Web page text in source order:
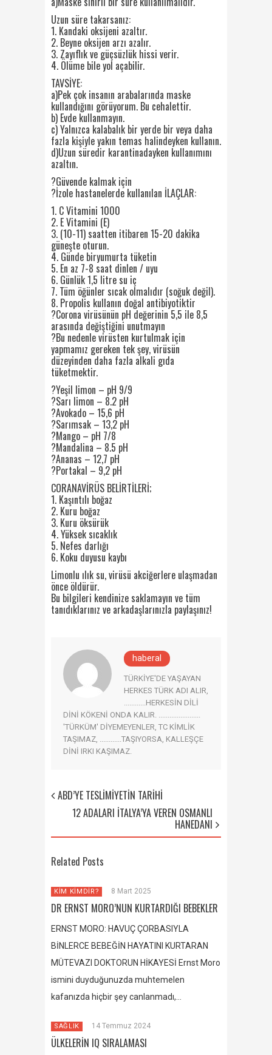
Uzun süre takarsanız:
1. Kandaki oksijeni azaltır.
2. Beyne oksijen arzı azalır.
3. Zayıflık ve güçsüzlük hissi verir.
4. Ölüme bile yol açabilir.
TAVSİYE:
a)Pek çok insanın arabalarında maske
kullandığını görüyorum. Bu cehalettir.
b) Evde kullanmayın.
c) Yalnızca kalabalık bir yerde bir veya daha
fazla kişiyle yakın temas halindeyken kullanın.
d)Uzun süredir karantinadayken kullanımını
azaltın.
?Güvende kalmak için
?İzole hastanelerde kullanılan İLAÇLAR:
1. C Vitamini 1000
2. E Vitamini (E)
3. (10-11) saatten itibaren 15-20 dakika
güneşte oturun.
4. Günde biryumurta tüketin
5. En az 7-8 saat dinlen / uyu
6. Günlük 1,5 litre su iç
7. Tüm öğünler sıcak olmalıdır (soğuk değil).
8. Propolis kullanın doğal antibiyotiktir
?Corona virüsünün pH değerinin 5,5 ile 8,5
arasında değiştiğini unutmayın
?Bu nedenle virüsten kurtulmak için
yapmamız gereken tek şey, virüsün
düzeyinden daha fazla alkali gıda
tüketmektir.
?Yeşil limon – pH 9/9
?Sarı limon – 8.2 pH
?Avokado – 15,6 pH
?Sarımsak – 13,2 pH
?Mango – pH 7/8
?Mandalina – 8.5 pH
?Ananas – 12,7 pH
?Portakal – 9,2 pH
CORANAVİRÜS BELİRTİLERİ;
1. Kaşıntılı boğaz
2. Kuru boğaz
3. Kuru öksürük
4. Yüksek sıcaklık
5. Nefes darlığı
6. Koku duyusu kaybı
Limonlu ılık su, virüsü akciğerlere ulaşmadan
önce öldürür.
Bu bilgileri kendinize saklamayın ve tüm
tanıdıklarınız ve arkadaşlarınızla paylaşınız!
haberal
TÜRKİYE'DE YAŞAYAN
HERKES TÜRK ADI ALIR,
............HERKESİN DİLİ
DİNİ KÖKENİ ONDA KALIR. .......................
'TÜRKÜM' DİYEMEYENLER, TC KİMLİK
TAŞIMAZ, ............TAŞIYORSA, KALLEŞÇE
DİNİ IRKI KAŞIMAZ.
ABD’YE TESLİMİYETİN TARİHİ
12 ADALARI İTALYA’YA VEREN OSMANLI
HANEDANI
Related Posts
KİM KİMDİR? 8 Mart 2025
DR ERNST MORO’NUN KURTARDIĞI BEBEKLER
ERNST MORO: HAVUÇ ÇORBASIYLA
BİNLERCE BEBEĞİN HAYATINI KURTARAN
MÜTEVAZI DOKTORUN HİKAYESİ Ernst Moro
ismini duyduğunuzda muhtemelen
kafanızda hiçbir şey canlanmadı,…
SAĞLIK 14 Temmuz 2024
ÜLKELERİN IQ SIRALAMASI